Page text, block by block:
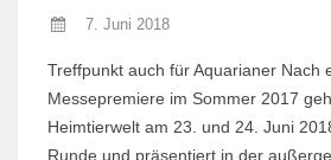
7. Juni 2018
Treffpunkt auch für Aquarianer Nach
Messepremiere im Sommer 2017
Heimtierwelt am 23. und 24. Juni
Runde und präsentiert in der